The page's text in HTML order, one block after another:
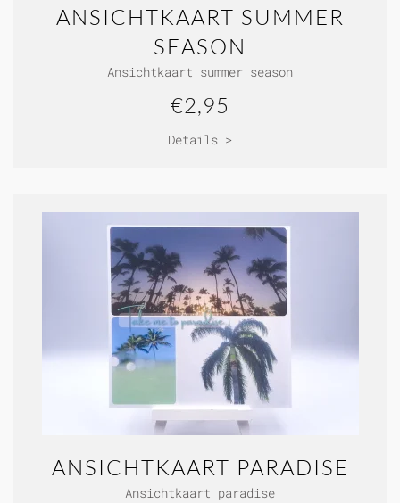
ANSICHTKAART SUMMER
SEASON
Ansichtkaart summer season
€2,95
Details >
ANSICHTKAART PARADISE
Ansichtkaart paradise